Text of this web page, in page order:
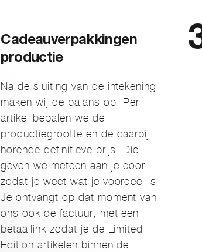
Cadeauverpakkingen
productie
Na de sluiting van de intekening
maken wij de balans op. Per
artikel bepalen we de
productiegrootte en de daarbij
horende definitieve prijs. Die
geven we meteen aan je door
zodat je weet wat je voordeel is.
Je ontvangt op dat moment van
ons ook de factuur, met een
betaallink zodat je de Limited
Edition artikelen binnen de